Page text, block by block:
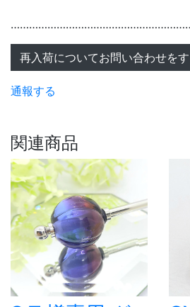
再入荷についてお問い合わせを
通報する
関連商品